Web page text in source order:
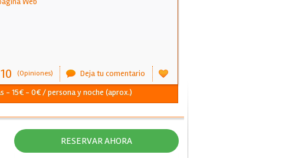
10 (Opiniones)
Deja tu comentario
- 15€ - 0€ / persona y noche (aprox.)
RESERVAR AHORA